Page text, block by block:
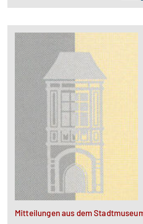
Mitteilungen aus dem